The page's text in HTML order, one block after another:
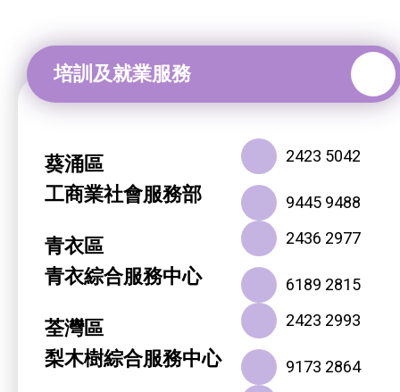
葵涌區
工商業社會服務部
2423 5042
9445 9488
青衣區
青衣綜合服務中心
2436 2977
6189 2815
荃灣區
梨木樹綜合服務中心
2423 2993
9173 2864